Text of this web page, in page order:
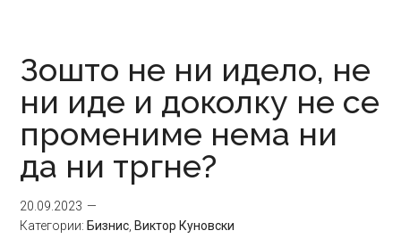
се
на
хаос
Зошто не ни идело, не
ни иде и доколку не се
промениме нема ни
да ни тргне?
20.09.2023
Категории: Бизнис Виктор Куновски